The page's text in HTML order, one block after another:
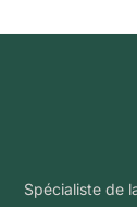
Spécialiste de